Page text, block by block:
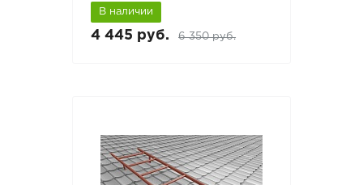
В наличии
4 445 руб. 6 350 руб.